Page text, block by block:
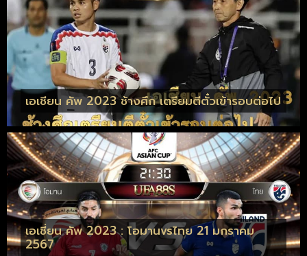
เอเชียน คัพ 2023 ช้างศึก เตรียมตีตั๋วเข้ารอบต่อไป
เอเชี่ยน คัพ 2023 : โอมานvsไทย 21 มกราคม
2567